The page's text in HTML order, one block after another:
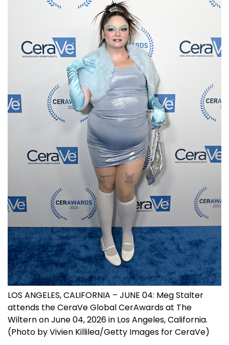
LOS ANGELES, CALIFORNIA – JUNE 04: Meg Stalter
attends the CeraVe Global CerAwards at The
Wiltern on June 04, 2026 in Los Angeles, California.
(Photo by Vivien Killilea/Getty Images for CeraVe)